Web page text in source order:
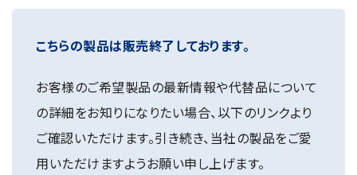
お問い合わせのご案内
サイトマップ
NMRプローブ
NMR周辺機器
サポートプラン(パーコール・オーバーホール)
製品を安全にお使いいただくために
災害時の対応マニュアル
非鉄・金属
プラスチック・高分子
臨床・病理
医薬・創薬
環境
理科教育支援
海外関係会社
沿革
ガバナンス
統合報告書
健康経営
公的研究費の運営・管理責任体制
PROFESSIONAL INTERVIEW
福利厚生
新卒採用
インターンシップ
こちらの製品は販売終了しております。
お客様のご希望製品の最新情報や代替品について
の詳細をお知りになりたい場合、以下のリンクより
ご確認いただけます。引き続き、当社の製品をご愛
用いただけますようお願い申し上げます。